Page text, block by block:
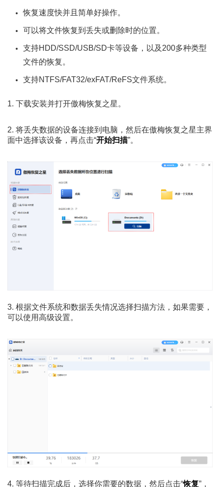
恢复速度快并且简单好操作。
可以将文件恢复到丢失或删除时的位置。
支持HDD/SSD/USB/SD卡等设备，以及200多种类型
文件的恢复。
支持NTFS/FAT32/exFAT/ReFS文件系统。
1. 下载安装并打开傲梅恢复之星。
2. 将丢失数据的设备连接到电脑，然后在傲梅恢复之星主界
面中选择该设备，再点击“开始扫描”。
3. 根据文件系统和数据丢失情况选择扫描方法，如果需要，
可以使用高级设置。
4. 等待扫描完成后，选择你需要的数据，然后点击“恢复”，